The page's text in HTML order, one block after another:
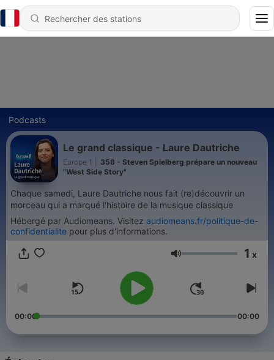
Podcasts
Le grand classique - Laure Dautriche
Europe 1
358 - Steven Spielberg prépare un nouveau
"West Side Story"
Chaque samedi, Laure Dautriche nous fait (re)découvrir un
morceau qui a marqué l'histoire de la musique classique
Hébergé par Audiomeans. Visitez audiomeans.fr/politique-de-
confidentialite pour plus d'informations.
Volume 1 x
00:00 00:00